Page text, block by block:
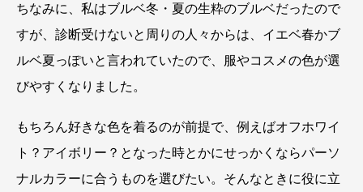
ちなみに、私はブルベ冬・夏の生粋のブルベだったので
すが、診断受けないと周りの人々からは、イエベ春かブ
ルベ夏っぽいと言われていたので、服やコスメの色が選
びやすくなりました。
もちろん好きな色を着るのが前提で、例えばオフホワイ
ト？アイボリー？となった時とかにせっかくならパーソ
ナルカラーに合うものを選びたい。そんなときに役に立